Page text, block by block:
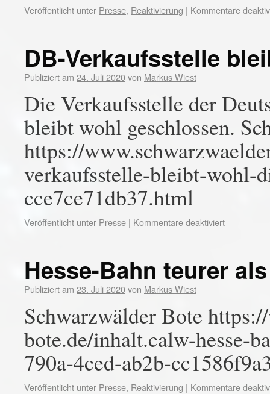
Veröffentlicht unter Presse, Reaktivierung | Kommentare
DB-Verkaufsstelle
Publiziert am 24. Juli 2020von Markus Wiest
Die Verkaufsstelle der
bleibt wohl geschlossen.
https://
verkaufsstelle-bleibt-wohl-
cce7ce71db37.html
Veröffentlicht unter Presse | Kommentare deaktiviert
Hesse-Bahn teurer
Publiziert am 23. Juli 2020von Markus Wiest
Schwarzwälder Bote
bote.de/inhalt.calw-hesse-
790a-4ced-ab2b-
Veröffentlicht unter Presse, Reaktivierung | Kommentare